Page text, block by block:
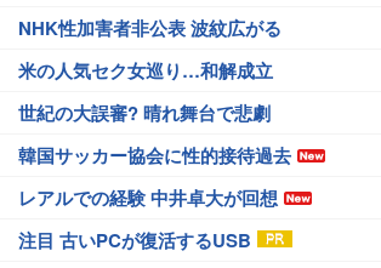
NHK性加害者非公表 波紋広がる
米の人気セク女巡り…和解成立
世紀の大誤審? 晴れ舞台で悲劇
韓国サッカー協会に性的接待過去
レアルでの経験 中井卓大が回想
注目 古いPCが復活するUSB